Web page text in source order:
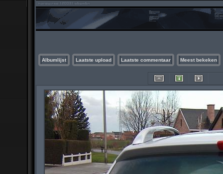
Albumlijst Laatste upload Laatste commentaar Meest bekeken